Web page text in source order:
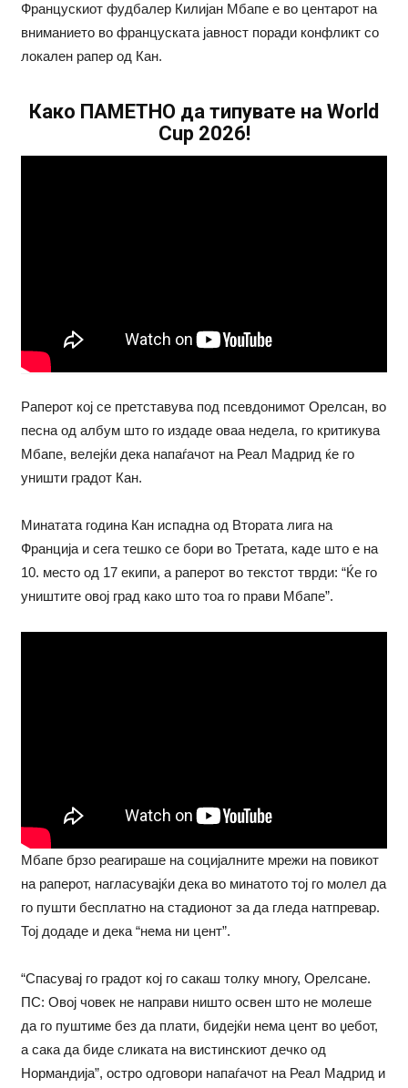
Францускиот фудбалер Килијан Мбапе е во центарот на
вниманието во француската јавност поради конфликт со
локален рапер од Кан.
Како ПАМЕТНО да типувате на World
Cup 2026!
Раперот кој се претставува под псевдонимот Орелсан, во
песна од албум што го издаде оваа недела, го критикува
Мбапе, велејќи дека напаѓачот на Реал Мадрид ќе го
уништи градот Кан.
Минатата година Кан испадна од Втората лига на
Франција и сега тешко се бори во Третата, каде што е на
10. место од 17 екипи, а раперот во текстот тврди: “Ќе го
уништите овој град како што тоа го прави Мбапе”.
Мбапе брзо реагираше на социјалните мрежи на повикот
на раперот, нагласувајќи дека во минатото тој го молел да
го пушти бесплатно на стадионот за да гледа натпревар.
Тој додаде и дека “нема ни цент”.
“Спасувај го градот кој го сакаш толку многу, Орелсане.
ПС: Овој човек не направи ништо освен што не молеше
да го пуштиме без да плати, бидејќи нема цент во џебот,
а сака да биде сликата на вистинскиот дечко од
Нормандија”, остро одговори напаѓачот на Реал Мадрид и